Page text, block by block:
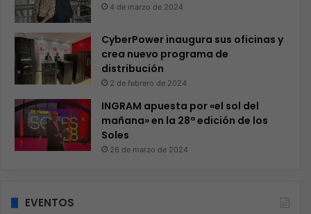
4 de marzo de 2024
CyberPower inaugura sus oficinas y
crea nuevo programa de
distribución
2 de febrero de 2024
INGRAM apuesta por «el sol del
mañana» en la 28ª edición de los
Soles
26 de marzo de 2024
EVENTOS